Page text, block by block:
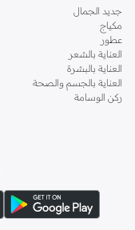
جديد الجمال
مكياج
عطور
العناية بالشعر
العناية بالبشرة
العناية بالجسم والصحة
ركن الوسامة